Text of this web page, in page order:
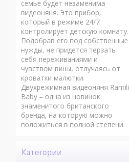
семье будет незаменима
видеоняня. Это прибор,
который в режиме 24/7
контролирует детскую комнату.
Подобрав его под собственные
нужды, не придется терзать
себя переживаниями и
чувством вины, отлучаясь от
кроватки малютки.
Двухрежимная видеоняня Ramili
Baby – одна из новинок
знаменитого британского
бренда, на которую можно
положиться в полной степени.
Категории